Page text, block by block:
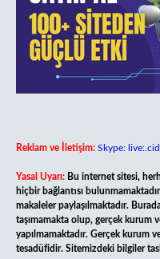
Reklam ve İletişim: Skype:
Yasal Uyarı: Bu internet sitesi,
hiçbir bağlantısı
makaleler paylaşılmaktadır.
taşımamakta olup, gerçek kurum
yapılmamaktadır. Gerçek kurum
tesadüfidir. Sitemizdeki bilgiler